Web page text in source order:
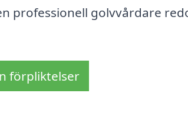
professionell golvvårdare
förpliktelser